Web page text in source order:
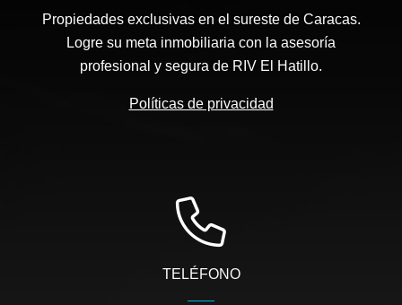
Propiedades exclusivas en el sureste de Caracas.
Logre su meta inmobiliaria con la asesoría
profesional y segura de RIV El Hatillo.
Políticas de privacidad
TELÉFONO